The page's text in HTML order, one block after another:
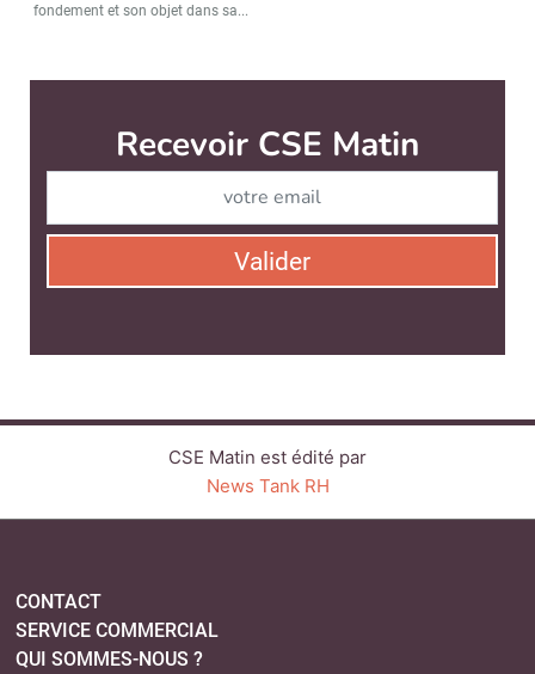
fondement et son objet dans sa...
Recevoir CSE Matin
Valider
CSE Matin est édité par
News Tank RH
CONTACT
SERVICE COMMERCIAL
QUI SOMMES-NOUS ?